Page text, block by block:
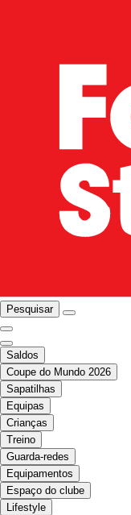
Pesquisar
Saldos
Coupe do Mundo 2026
Sapatilhas
Equipas
Crianças
Treino
Guarda-redes
Equipamentos
Espaço do clube
Lifestyle